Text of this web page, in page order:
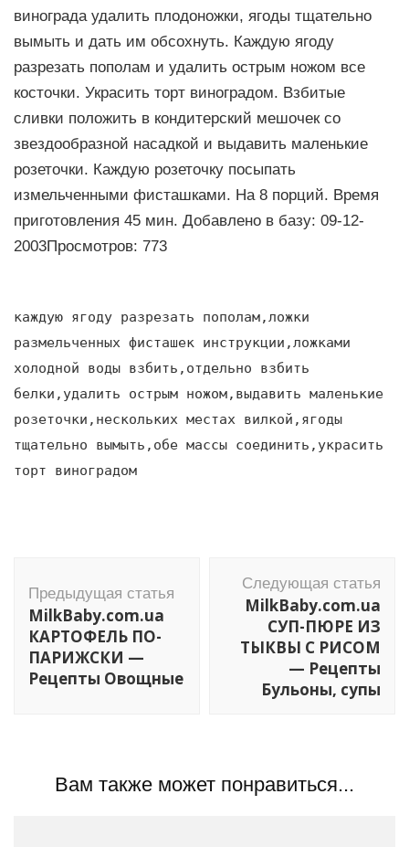
винограда удалить плодоножки, ягоды тщательно
вымыть и дать им обсохнуть. Каждую ягоду
разрезать пополам и удалить острым ножом все
косточки. Украсить торт виноградом. Взбитые
сливки положить в кондитерский мешочек со
звездообразной насадкой и выдавить маленькие
розеточки. Каждую розеточку посыпать
измельченными фисташками. На 8 порций. Время
приготовления 45 мин. Добавлено в базу: 09-12-
2003Просмотров: 773
каждую ягоду разрезать пополам,ложки
размельченных фисташек инструкции,ложками
холодной воды взбить,отдельно взбить
белки,удалить острым ножом,выдавить маленькие
розеточки,нескольких местах вилкой,ягоды
тщательно вымыть,обе массы соединить,украсить
торт виноградом
по
записям
Предыдущая статья
MilkBaby.com.ua
КАРТОФЕЛЬ ПО-
ПАРИЖСКИ —
Рецепты Овощные
Следующая статья
MilkBaby.com.ua
СУП-ПЮРЕ ИЗ
ТЫКВЫ С РИСОМ
— Рецепты
Бульоны, супы
Вам также может понравиться...